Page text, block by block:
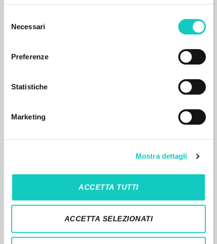
delNecessari
Preferenze
Statistiche
Marketing
Mostra dettagli
ACCETTA TUTTI
ACCETTA SELEZIONATI
Il portale raccoglie e rende accessibili gli scritti
di Luigi Giussani: quasi 5000 voci bibliografiche,
Italiano Inglese Spagnolo
NEWSLETTER